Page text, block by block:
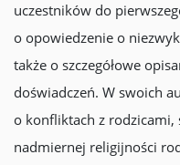
uczestników do
o opowiedzenie o
także o szczegółowe
doświadczeń. W swoich
o konfliktach z rodzicami,
nadmiernej religijności